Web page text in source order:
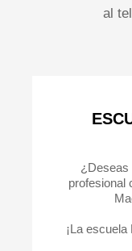
al
¿Deseas
profesional
¡La